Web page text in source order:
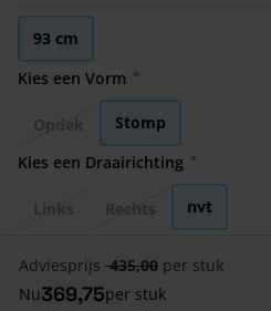
93 cm
Kies een Vorm
Stomp
Kies een Draairichting
nvt
Adviesprijs 435,00 per stuk
Nu369,75per stuk